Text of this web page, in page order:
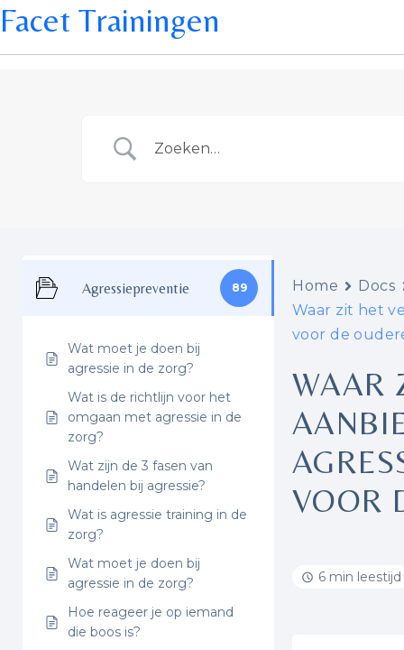
Facet Trainingen
Agressiepreventie 89
Wat moet je doen bij
agressie in de zorg?
Wat is de richtlijn voor het
omgaan met agressie in de
zorg?
Wat zijn de 3 fasen van
handelen bij agressie?
Wat is agressie training in de
zorg?
Wat moet je doen bij
agressie in de zorg?
Hoe reageer je op iemand
die boos is?
Home
Docs
Waar zit het
voor de
WAAR
VOOR
6 min leestijd